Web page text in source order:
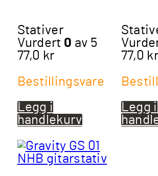
Stativer
Vurdert 0 av 5
77,0 kr
Bestillingsvare
Legg i
handlekurv
77,0 kr
Legg i